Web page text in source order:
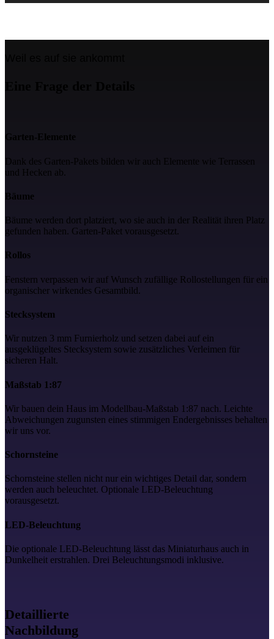
Garten-Elemente
Dank des Garten-Pakets bilden wir auch Elemente wie Terrassen
und Hecken ab.
Bäume
Bäume werden dort platziert, wo sie auch in der Realität ihren Platz
gefunden haben. Garten-Paket vorausgesetzt.
Rollos
Fenstern verpassen wir auf Wunsch zufällige Rollostellungen für ein
organischer wirkendes Gesamtbild.
Stecksystem
Wir nutzen 3 mm Furnierholz und setzen dabei auf ein
ausgeklügeltes Stecksystem sowie zusätzliches Verleimen für
sicheren Halt.
Maßstab 1:87
Wir bauen dein Haus im Modellbau-Maßstab 1:87 nach. Leichte
Abweichungen zugunsten eines stimmigen Endergebnisses behalten
wir uns vor.
Schornsteine
Schornsteine stellen nicht nur ein wichtiges Detail dar, sondern
werden auch beleuchtet. Optionale LED-Beleuchtung
vorausgesetzt.
LED-Beleuchtung
Die optionale LED-Beleuchtung lässt das Miniaturhaus auch in
Dunkelheit erstrahlen. Drei Beleuchtungsmodi inklusive.
Detaillierte
Nachbildung